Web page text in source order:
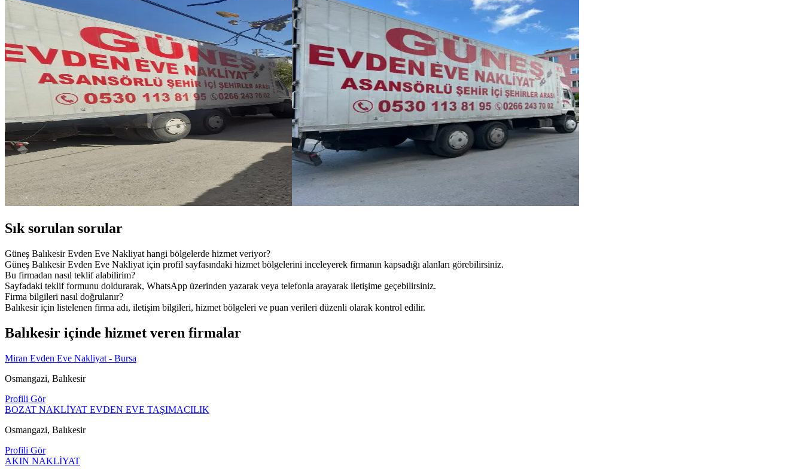
Sık sorulan sorular
Güneş Balıkesir Evden Eve Nakliyat hangi bölgelerde hizmet veriyor?
Güneş Balıkesir Evden Eve Nakliyat için profil sayfasındaki hizmet bölgelerini inceleyerek firmanın kapsadığı alanları görebilirsiniz.
Bu firmadan nasıl teklif alabilirim?
Sayfadaki teklif formunu doldurarak, WhatsApp üzerinden yazarak veya telefonla arayarak iletişime geçebilirsiniz.
Firma bilgileri nasıl doğrulanır?
Balıkesir için listelenen firma adı, iletişim bilgileri, hizmet bölgeleri ve puan verileri düzenli olarak kontrol edilir.
Balıkesir içinde hizmet veren firmalar
Miran Evden Eve Nakliyat - Bursa
Osmangazi, Balıkesir
Profili Gör
BOZAT NAKLİYAT EVDEN EVE TAŞIMACILIK
Osmangazi, Balıkesir
Profili Gör
AKIN NAKLİYAT